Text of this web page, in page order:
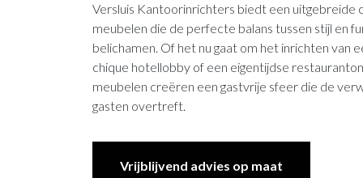
Industrieel
Kantines
Akoestische
Visuals op
Zit sta bureaus
Stiltewerkplek
Akoestiek
Persoonlijke opberging
Zitelementen
Krukken
Ontspanning
Versluis Kantoorinrichters biedt een uitgebreide
meubelen die de perfecte balans tussen stijl en
belichamen. Of het nu gaat om het inrichten van
chique hotellobby of een eigentijdse
meubelen creëren een gastvrije sfeer die de
gasten overtreft.
Vrijblijvend advies op maat